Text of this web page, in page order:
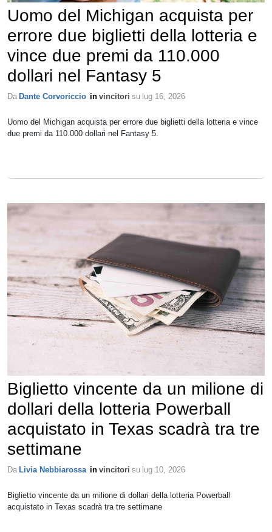
Uomo del Michigan acquista per
errore due biglietti della lotteria e
vince due premi da 110.000
dollari nel Fantasy 5
Da Dante Corvoriccio in vincitori su lug 16, 2026
Uomo del Michigan acquista per errore due biglietti della lotteria e vince
due premi da 110.000 dollari nel Fantasy 5.
Biglietto vincente da un milione di
dollari della lotteria Powerball
acquistato in Texas scadrà tra tre
settimane
Da Livia Nebbiarossa in vincitori su lug 10, 2026
Biglietto vincente da un milione di dollari della lotteria Powerball
acquistato in Texas scadrà tra tre settimane